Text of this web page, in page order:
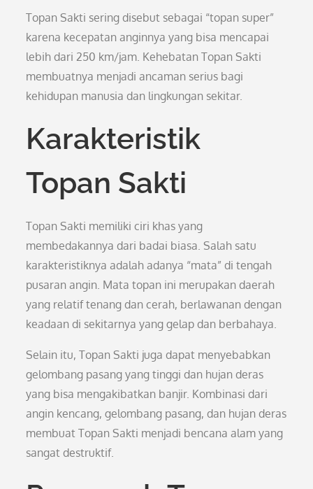
Topan Sakti sering disebut sebagai “topan super”
karena kecepatan anginnya yang bisa mencapai
lebih dari 250 km/jam. Kehebatan Topan Sakti
membuatnya menjadi ancaman serius bagi
kehidupan manusia dan lingkungan sekitar.
Karakteristik
Topan Sakti
Topan Sakti memiliki ciri khas yang
membedakannya dari badai biasa. Salah satu
karakteristiknya adalah adanya “mata” di tengah
pusaran angin. Mata topan ini merupakan daerah
yang relatif tenang dan cerah, berlawanan dengan
keadaan di sekitarnya yang gelap dan berbahaya.
Selain itu, Topan Sakti juga dapat menyebabkan
gelombang pasang yang tinggi dan hujan deras
yang bisa mengakibatkan banjir. Kombinasi dari
angin kencang, gelombang pasang, dan hujan deras
membuat Topan Sakti menjadi bencana alam yang
sangat destruktif.